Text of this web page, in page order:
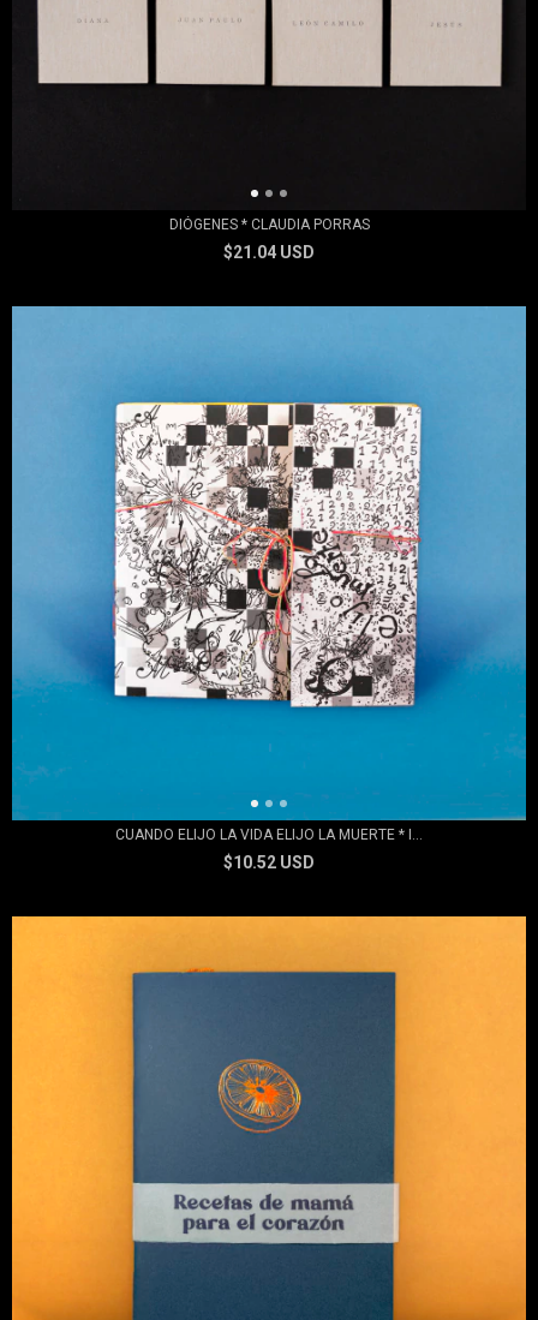
DIÓGENES * CLAUDIA PORRAS
$21.04 USD
CUANDO ELIJO LA VIDA ELIJO LA MUERTE * I...
$10.52 USD